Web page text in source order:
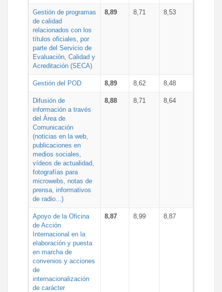
Gestión de programas
de calidad
relacionados con los
títulos oficiales, por
parte del Servicio de
Evaluación, Calidad y
Acreditación (SECA)
8,89 8,71 8,53
Gestión del POD 8,89 8,62 8,48
Difusión de
información a través
del Área de
Comunicación
(noticias en la web,
publicaciones en
medios sociales,
vídeos de actualidad,
fotografías para
microwebs, notas de
prensa, informativos
de radio...)
8,88 8,71 8,64
Apoyo de la Oficina
de Acción
Internacional en la
elaboración y puesta
en marcha de
convenios y acciones
de
internacionalización
de carácter
8,87 8,99 8,87